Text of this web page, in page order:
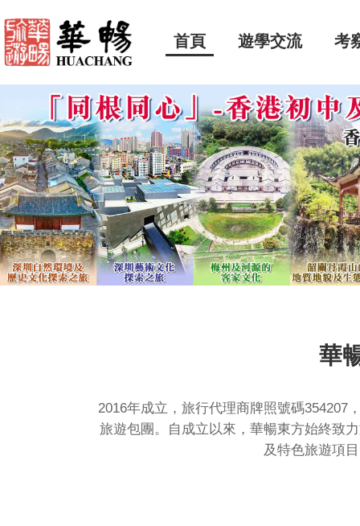
首頁 遊學交流 考
華
2016年成立，旅行代理商牌照號碼354207
旅遊包團。自成立以來，華暢東方始終致
及特色旅遊項